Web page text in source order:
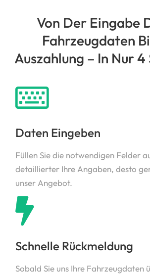
Von Der Eingabe
Fahrzeugdaten
Auszahlung – In Nur
Daten Eingeben
Füllen Sie die notwendigen Felder
detaillierter Ihre Angaben, desto
unser Angebot.
Schnelle Rückmeldung
Sobald Sie uns Ihre Fahrzeugdaten